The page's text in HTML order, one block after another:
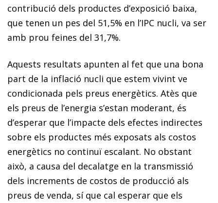
contribució dels productes d’exposició baixa,
que tenen un pes del 51,5% en l’IPC nucli, va ser
amb prou feines del 31,7%.
Aquests resultats apunten al fet que una bona
part de la inflació nucli que estem vivint ve
condicionada pels preus energètics. Atès que
els preus de l’energia s’estan moderant, és
d’esperar que l’impacte dels efectes indirectes
sobre els productes més exposats als costos
energètics no continuï escalant. No obstant
això, a causa del decalatge en la transmissió
dels increments de costos de producció als
preus de venda, sí que cal esperar que els